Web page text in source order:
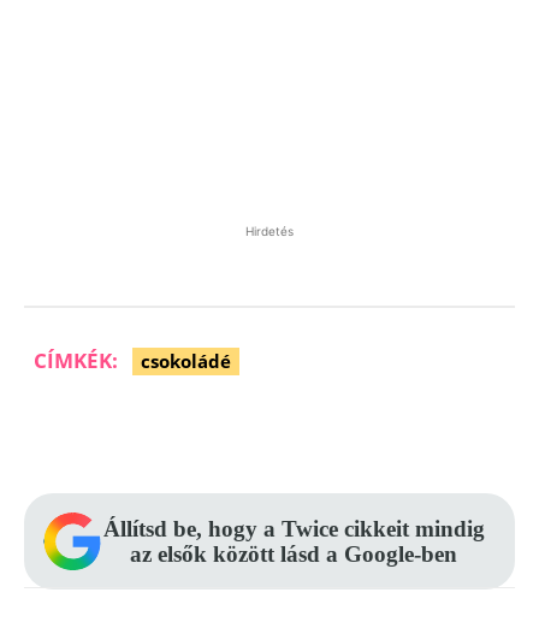
Hirdetés
CÍMKÉK: csokoládé
Állítsd be, hogy a Twice cikkeit mindig
az elsők között lásd a Google-ben